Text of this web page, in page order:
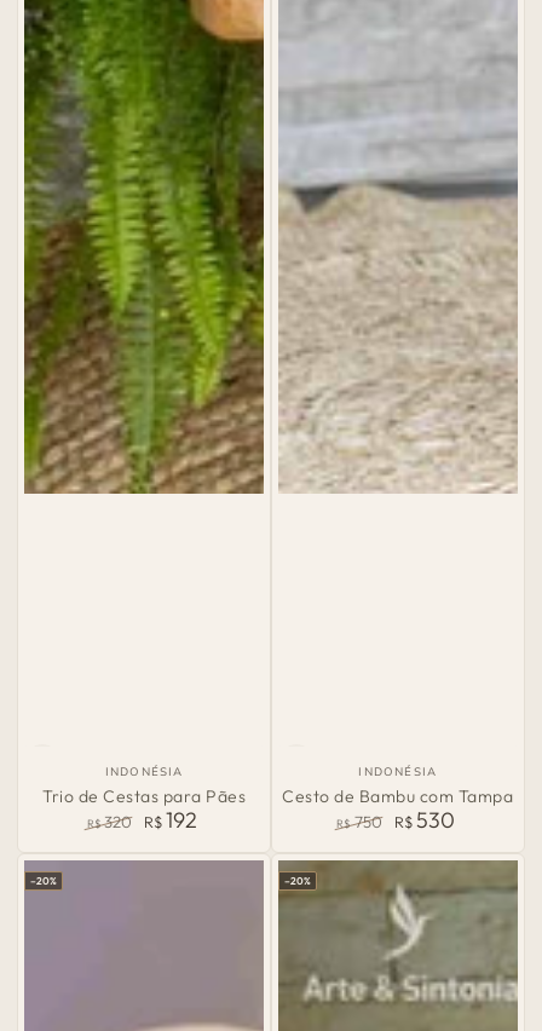
País
Origem:
INDONÉSIA
Trio de Cestas para Pães
normal
R$ 320
de
R$192
País
de
Origem:
INDONÉSIA
Cesto de Bambu com Tampa
normal
R$ 750
de
venda
R$ 530
–20% –20%